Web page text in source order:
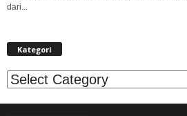
dari...
Kategori
Kategori